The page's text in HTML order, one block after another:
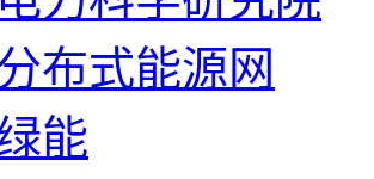
布式能源网
能